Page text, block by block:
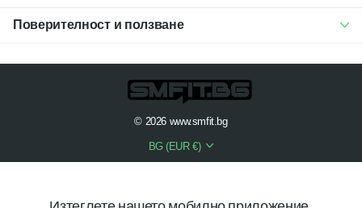
Поверителност и ползване
© 2026www.smfit.bg
BG (EUR €)